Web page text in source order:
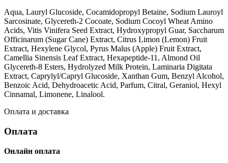
Aqua, Lauryl Glucoside, Cocamidopropyl Betaine, Sodium Lauroyl
Sarcosinate, Glycereth-2 Cocoate, Sodium Cocoyl Wheat Amino
Acids, Vitis Vinifera Seed Extract, Hydroxypropyl Guar, Saccharum
Officinarum (Sugar Cane) Extract, Citrus Limon (Lemon) Fruit
Extract, Hexylene Glycol, Pyrus Malus (Apple) Fruit Extract,
Camellia Sinensis Leaf Extract, Hexapeptide-11, Almond Oil
Glycereth-8 Esters, Hydrolyzed Milk Protein, Laminaria Digitata
Extract, Caprylyl/Capryl Glucoside, Xanthan Gum, Benzyl Alcohol,
Benzoic Acid, Dehydroacetic Acid, Parfum, Citral, Geraniol, Hexyl
Cinnamal, Limonene, Linalool.
Оплата и доставка
Оплата
Онлайн оплата